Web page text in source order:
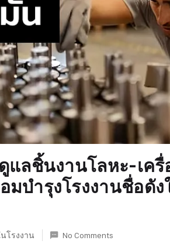
ลชิ้นงานโลหะ-เครื่
บำรุงโรงงานชื่อดัง
โรงงาน No Comments